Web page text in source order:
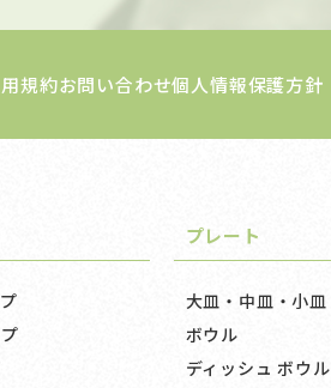
規約お問い合わせ個人情報保護方針
プレート
大皿・中皿・小皿
ボウル
ディッシュ ボウル